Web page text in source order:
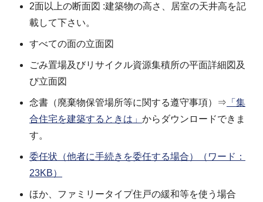
2面以上の断面図 :建築物の高さ、居室の天井高を記
載して下さい。
すべての面の立面図
ごみ置場及びリサイクル資源集積所の平面詳細図及
び立面図
念書（廃棄物保管場所等に関する遵守事項）⇒ 「集
合住宅を建築するときは」 からダウンロードできま
す。
委任状（他者に手続きを委任する場合）（ワード：
23KB）
ほか、ファミリータイプ住戸の緩和等を使う場合